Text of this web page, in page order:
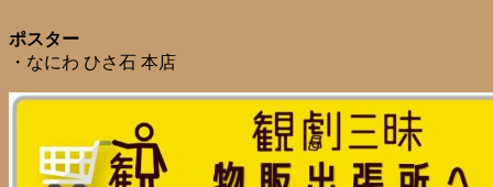
ポスター
・なにわ ひさ石 本店